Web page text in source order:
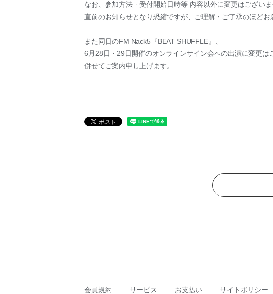
なお、参加方法・受付開始日時等 内容以外に変更はございま
直前のお知らせとなり恐縮ですが、ご理解・ご了承のほどお
また同日のFM Nack5『BEAT SHUFFLE』、
6月28日・29日開催のオンラインサイン会への出演に変更は
併せてご案内申し上げます。
会員規約 サービス お支払い サイトポリシー